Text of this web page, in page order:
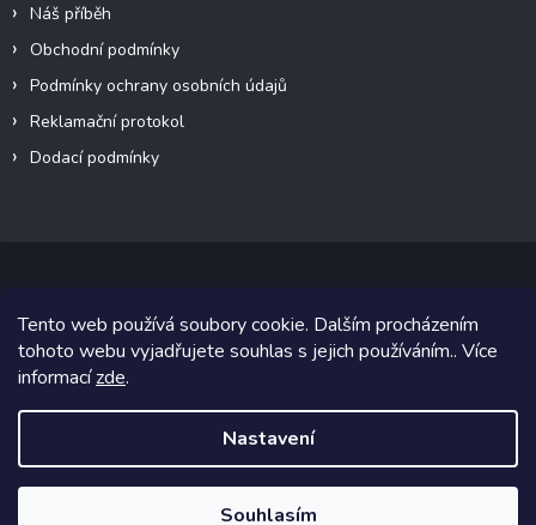
Tento web používá soubory cookie. Dalším procházením
tohoto webu vyjadřujete souhlas s jejich používáním.. Více
informacízde.
Nastavení
Souhlasím
Náš příběh
Obchodní podmínky
Podmínky ochrany osobních údajů
Reklamační protokol
Dodací podmínky
Copyright 2026VeteránMoto s.r.o.. Všechna práva vyhrazena.
Grafický návrh vytvořil a na Shoptet implementoval
Shoptetak.cz.